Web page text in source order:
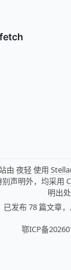
由 夜轻使用
声明外，均采用
明出处
已发布 78 篇文章，
鄂ICP备